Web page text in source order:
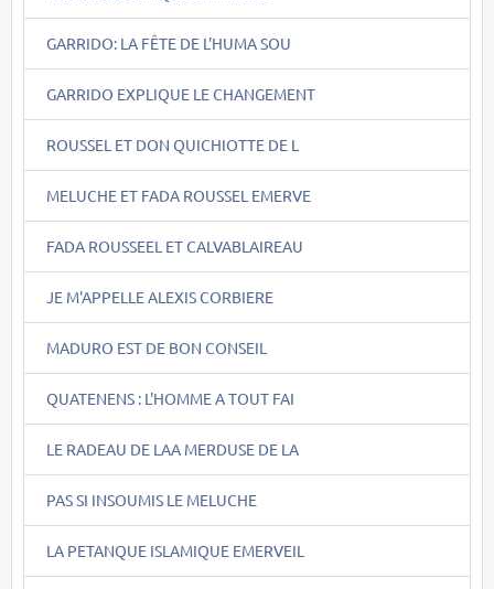
GARRIDO: LA FÊTE DE L'HUMA SOU
GARRIDO EXPLIQUE LE CHANGEMENT
ROUSSEL ET DON QUICHIOTTE DE L
MELUCHE ET FADA ROUSSEL EMERVE
FADA ROUSSEEL ET CALVABLAIREAU
JE M'APPELLE ALEXIS CORBIERE
MADURO EST DE BON CONSEIL
QUATENENS : L'HOMME A TOUT FAI
LE RADEAU DE LAA MERDUSE DE LA
PAS SI INSOUMIS LE MELUCHE
LA PETANQUE ISLAMIQUE EMERVEIL